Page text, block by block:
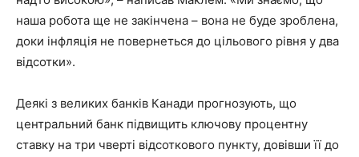
наша робота ще не закінчена – вона не буде зроблена,
доки інфляція не повернеться до цільового рівня у два
відсотки».
Деякі з великих банків Канади прогнозують, що
центральний банк підвищить ключову процентну
ставку на три чверті відсоткового пункту, довівши її до